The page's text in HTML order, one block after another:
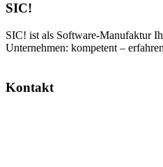
SIC!
SIC! ist als Software-Manufaktur
Unternehmen: kompetent –
Kontakt